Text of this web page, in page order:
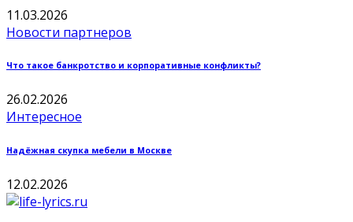
11.03.2026
Новости партнеров
Что такое банкротство и корпоративные конфликты?
26.02.2026
Интересное
Надёжная скупка мебели в Москве
12.02.2026